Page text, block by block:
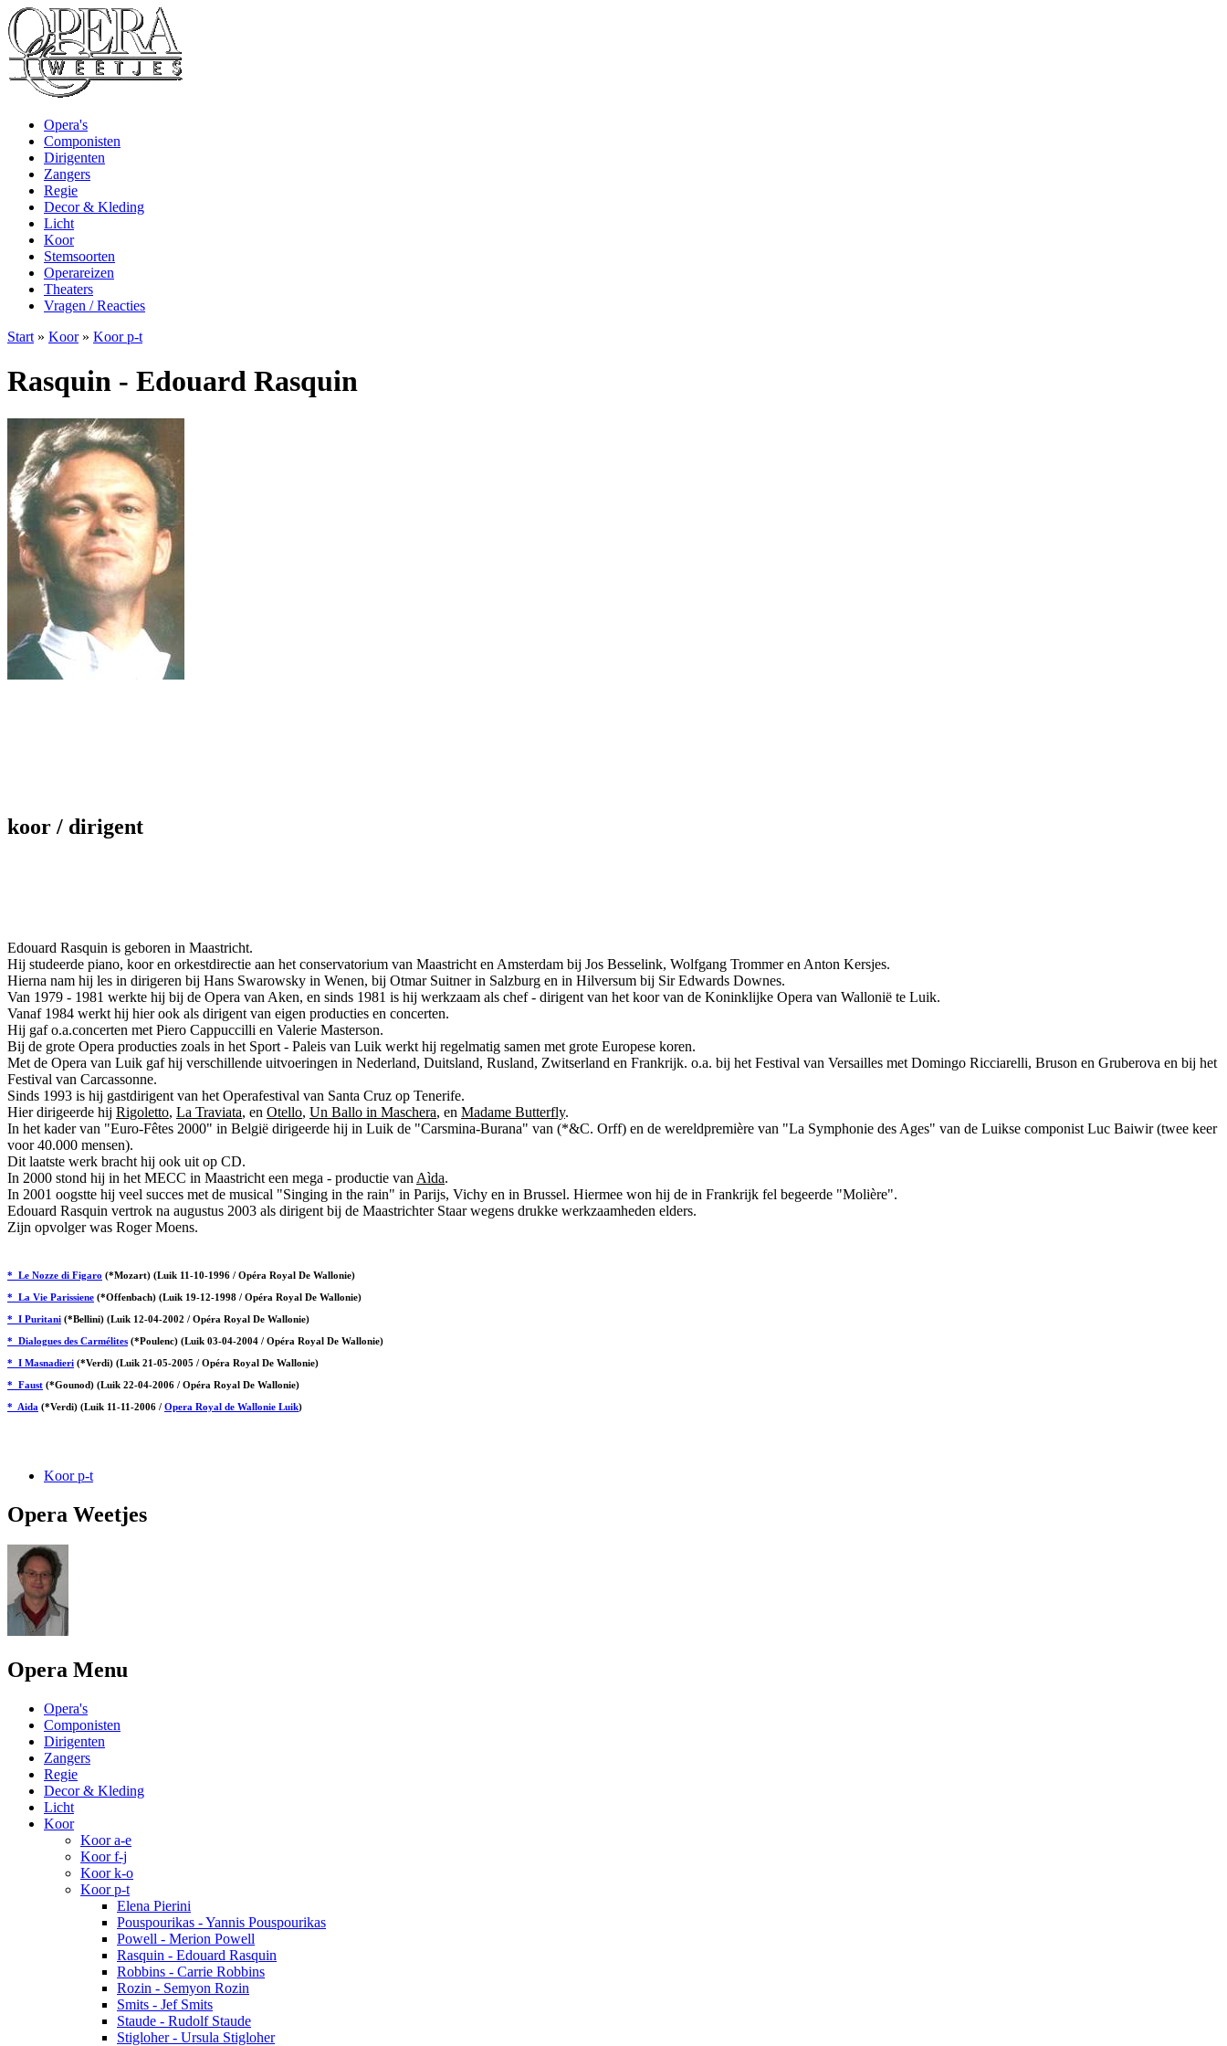
Opera's
Componisten
Dirigenten
Zangers
Regie
Decor & Kleding
Licht
Koor
Stemsoorten
Operareizen
Theaters
Vragen / Reacties
Start » Koor» Koor p-t
Rasquin - Edouard Rasquin
koor / dirigent
Edouard Rasquin is geboren in Maastricht.
Hij studeerde piano, koor en orkestdirectie aan het conservatorium van Maastricht en Amsterdam bij Jos Besselink, Wolfgang Trommer en Anton Kersjes.
Hierna nam hij les in dirigeren bij Hans Swarowsky in Wenen, bij Otmar Suitner in Salzburg en in Hilversum bij Sir Edwards Downes.
Van 1979 - 1981 werkte hij bij de Opera van Aken, en sinds 1981 is hij werkzaam als chef - dirigent van het koor van de Koninklijke Opera van Wallonië te Luik.
Vanaf 1984 werkt hij hier ook als dirigent van eigen producties en concerten.
Hij gaf o.a.concerten met Piero Cappuccilli en Valerie Masterson.
Bij de grote Opera producties zoals in het Sport - Paleis van Luik werkt hij regelmatig samen met grote Europese koren.
Met de Opera van Luik gaf hij verschillende uitvoeringen in Nederland, Duitsland, Rusland, Zwitserland en Frankrijk. o.a. bij het Festival van Versailles met Domingo Ricciarelli, Bruson en Gruberova en bij het
Festival van Carcassonne.
Sinds 1993 is hij gastdirigent van het Operafestival van Santa Cruz op Tenerife.
Hier dirigeerde hij Rigoletto, La Traviata, en Otello, Un Ballo in Maschera, en Madame Butterfly.
In het kader van "Euro-Fêtes 2000" in België dirigeerde hij in Luik de "Carsmina-Burana" van (*&C. Orff) en de wereldpremière van "La Symphonie des Ages" van de Luikse componist Luc Baiwir (twee keer
voor 40.000 mensen).
Dit laatste werk bracht hij ook uit op CD.
In 2000 stond hij in het MECC in Maastricht een mega - productie van Aìda.
In 2001 oogstte hij veel succes met de musical "Singing in the rain" in Parijs, Vichy en in Brussel. Hiermee won hij de in Frankrijk fel begeerde "Molière".
Edouard Rasquin vertrok na augustus 2003 als dirigent bij de Maastrichter Staar wegens drukke werkzaamheden elders.
Zijn opvolger was Roger Moens.
* Le Nozze di Figaro (*Mozart) (Luik 11-10-1996 / Opéra Royal De Wallonie)
* La Vie Parissiene (*Offenbach) (Luik 19-12-1998 / Opéra Royal De Wallonie)
* I Puritani (*Bellini) (Luik 12-04-2002 / Opéra Royal De Wallonie)
* Dialogues des Carmélites (*Poulenc) (Luik 03-04-2004 / Opéra Royal De Wallonie)
* I Masnadieri (*Verdi) (Luik 21-05-2005 / Opéra Royal De Wallonie)
* Faust (*Gounod) (Luik 22-04-2006 / Opéra Royal De Wallonie)
* Aida (*Verdi) (Luik 11-11-2006 / Opera Royal de Wallonie Luik)
Koor p-t
Opera Weetjes
Opera Menu
Opera's
Componisten
Dirigenten
Zangers
Regie
Decor & Kleding
Licht
Koor
Koor a-e
Koor f-j
Koor k-o
Koor p-t
Elena Pierini
Pouspourikas - Yannis Pouspourikas
Powell - Merion Powell
Rasquin - Edouard Rasquin
Robbins - Carrie Robbins
Rozin - Semyon Rozin
Smits - Jef Smits
Staude - Rudolf Staude
Stigloher - Ursula Stigloher